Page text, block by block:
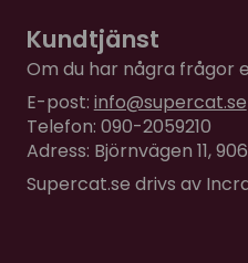
Kundtjänst
Om du har några frågor
E-post: info@supercat.se
Telefon: 090-2059210
Adress: Björnvägen 11,
Supercat.se drivs av